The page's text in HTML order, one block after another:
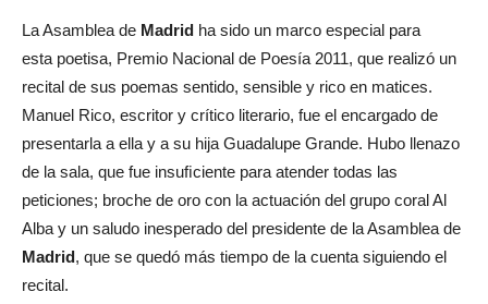
La Asamblea de Madrid ha sido un marco especial para
esta poetisa, Premio Nacional de Poesía 2011, que realizó un
recital de sus poemas sentido, sensible y rico en matices.
Manuel Rico, escritor y crítico literario, fue el encargado de
presentarla a ella y a su hija Guadalupe Grande. Hubo llenazo
de la sala, que fue insuﬁciente para atender todas las
peticiones; broche de oro con la actuación del grupo coral Al
Alba y un saludo inesperado del presidente de la Asamblea de
Madrid, que se quedó más tiempo de la cuenta siguiendo el
recital.